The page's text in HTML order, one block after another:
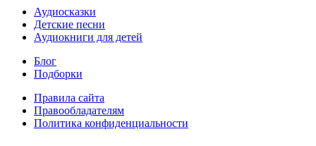
Аудиосказки
Детские песни
Аудиокниги для детей
Блог
Подборки
Правила сайта
Правообладателям
Политика конфиденциальности